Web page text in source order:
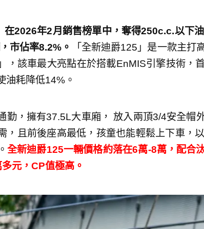
在2026年2月銷售榜單中，奪得250c.c.以下
市佔率8.2%。
「全新迪爵125」是一款主打
，該車最大亮點在於搭載EnMIS引擎技術，
油耗降低14%。
勤，擁有37.5L大車廂， 放入兩頂3/4安全帽
，且前後座高最低，孩童也能輕鬆上下車，
全新迪爵125一輛價格約落在6萬-8萬，配合
元，CP值極高。